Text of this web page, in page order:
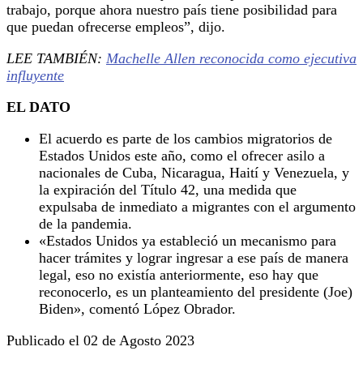
trabajo, porque ahora nuestro país tiene posibilidad para
que puedan ofrecerse empleos”, dijo.
LEE TAMBIÉN: Machelle Allen reconocida como ejecutiva
influyente
EL DATO
El acuerdo es parte de los cambios migratorios de
Estados Unidos este año, como el ofrecer asilo a
nacionales de Cuba, Nicaragua, Haití y Venezuela, y
la expiración del Título 42, una medida que
expulsaba de inmediato a migrantes con el argumento
de la pandemia.
«Estados Unidos ya estableció un mecanismo para
hacer trámites y lograr ingresar a ese país de manera
legal, eso no existía anteriormente, eso hay que
reconocerlo, es un planteamiento del presidente (Joe)
Biden», comentó López Obrador.
Publicado el 02 de Agosto 2023